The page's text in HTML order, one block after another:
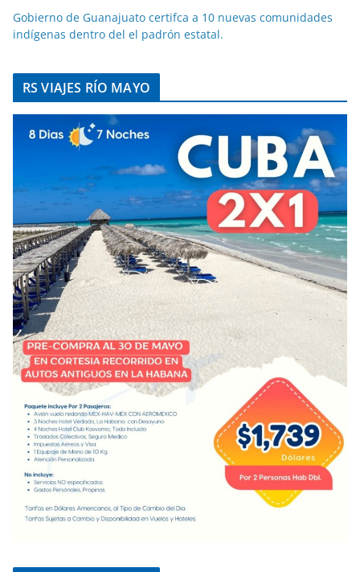
Gobierno de Guanajuato certifca a 10 nuevas comunidades
indígenas dentro del el padrón estatal.
RS VIAJES RÍO MAYO